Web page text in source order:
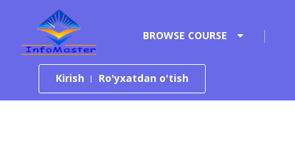
Tarkibga o‘tish
BROWSE COURSE
Kirish Ro'yxatdan o'tish